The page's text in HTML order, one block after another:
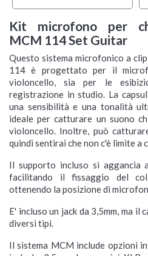
Kit microfono per
MCM 114 Set Guitar
Questo sistema microfonico a
114 è progettato per il
violoncello, sia per le
registrazione in studio. La
una sensibilità e una tonalità
ideale per catturare un suono
violoncello. Inoltre, può
quindi sentirai che non c'è limite a
Il supporto incluso si aggancia
facilitando il fissaggio del
ottenendo la posizione di
E' incluso un jack da 3,5mm, ma
diversi tipi.
Il sistema MCM include opzioni